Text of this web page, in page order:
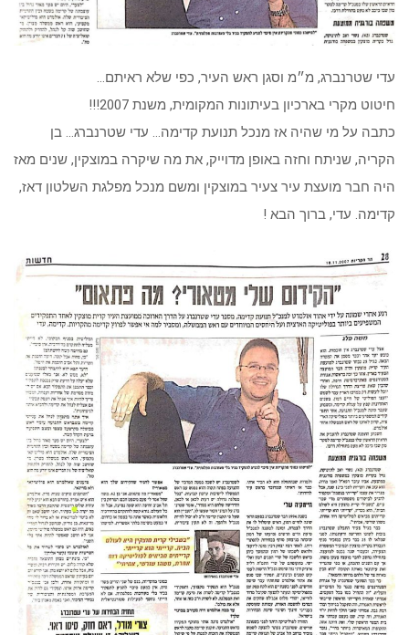
עדי שטרנברג, מ״מ וסגן ראש העיר, כפי שלא ראיתם…
חיטוט מקרי בארכיון בעיתונות המקומית, משנת 2007!!!
כתבה על מי שהיה אז מנכל תנועת קדימה… עדי שטרנברג… בן
הקריה, שניתח וחזה באופן מדוייק, את מה שיקרה במוצקין, שנים מאז
היה חבר מועצת עיר צעיר במוצקין ומשם מנכל מפלגת השלטון דאז,
קדימה. עדי, ברוך הבא !